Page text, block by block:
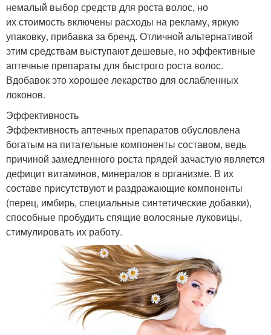
немалый выбор средств для роста волос, но
их стоимость включены расходы на рекламу, яркую
упаковку, прибавка за бренд. Отличной альтернативой
этим средствам выступают дешевые, но эффективные
аптечные препараты для быстрого роста волос.
Вдобавок это хорошее лекарство для ослабленных
локонов.
Эффективность
Эффективность аптечных препаратов обусловлена
богатым на питательные компоненты составом, ведь
причиной замедленного роста прядей зачастую является
дефицит витаминов, минералов в организме. В их
составе присутствуют и раздражающие компоненты
(перец, имбирь, специальные синтетические добавки),
способные пробудить спящие волосяные луковицы,
стимулировать их работу.